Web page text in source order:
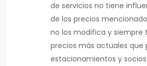
de servicios no tiene
de los precios
no los modifica y siempre
precios más actuales que
estacionamientos y socios.